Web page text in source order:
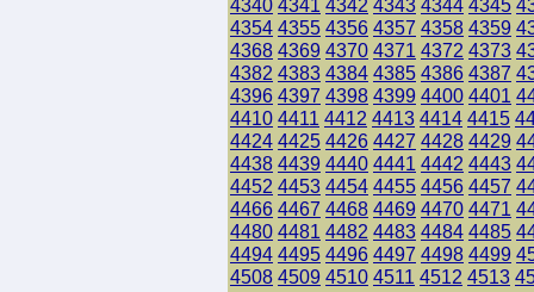
4340 4341 4342 4343 4344 4345
4354 4355 4356 4357 4358 4359
4368 4369 4370 4371 4372 4373
4382 4383 4384 4385 4386 4387
4396 4397 4398 4399 4400 4401
4410 4411 4412 4413 4414 4415
4424 4425 4426 4427 4428 4429
4438 4439 4440 4441 4442 4443
4452 4453 4454 4455 4456 4457
4466 4467 4468 4469 4470 4471
4480 4481 4482 4483 4484 4485
4494 4495 4496 4497 4498 4499
4508 4509 4510 4511 4512 4513